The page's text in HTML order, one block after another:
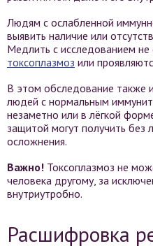
Людям с ослабленной
выявить наличие или
Медлить с исследованием не
токсоплазмоз или
В этом обследование также
людей с нормальным
незаметно или в лёгкой
защитой могут получить без
осложнения.
Важно! Токсоплазмоз не
человека другому, за
внутриутробно.
Расшифровка